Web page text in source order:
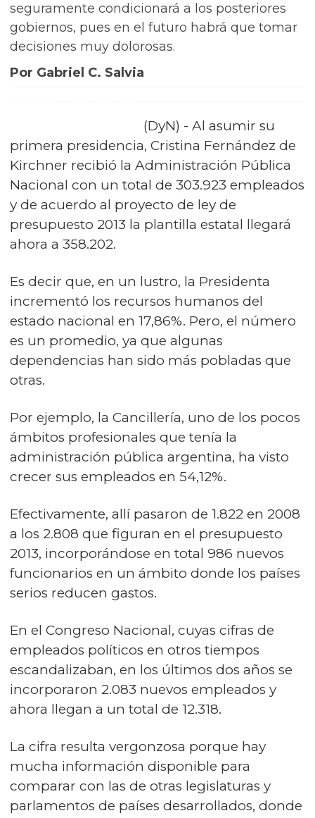
seguramente condicionará a los posteriores
gobiernos, pues en el futuro habrá que tomar
decisiones muy dolorosas.
Por Gabriel C. Salvia
(DyN) - Al asumir su
primera presidencia, Cristina Fernández de
Kirchner recibió la Administración Pública
Nacional con un total de 303.923 empleados
y de acuerdo al proyecto de ley de
presupuesto 2013 la plantilla estatal llegará
ahora a 358.202.
Es decir que, en un lustro, la Presidenta
incrementó los recursos humanos del
estado nacional en 17,86%. Pero, el número
es un promedio, ya que algunas
dependencias han sido más pobladas que
otras.
Por ejemplo, la Cancillería, uno de los pocos
ámbitos profesionales que tenía la
administración pública argentina, ha visto
crecer sus empleados en 54,12%.
Efectivamente, allí pasaron de 1.822 en 2008
a los 2.808 que figuran en el presupuesto
2013, incorporándose en total 986 nuevos
funcionarios en un ámbito donde los países
serios reducen gastos.
En el Congreso Nacional, cuyas cifras de
empleados políticos en otros tiempos
escandalizaban, en los últimos dos años se
incorporaron 2.083 nuevos empleados y
ahora llegan a un total de 12.318.
La cifra resulta vergonzosa porque hay
mucha información disponible para
comparar con las de otras legislaturas y
parlamentos de países desarrollados, donde